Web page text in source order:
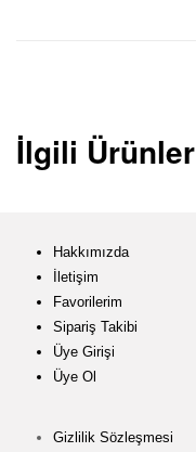
İlgili Ürünler
Hakkımızda
İletişim
Favorilerim
Sipariş Takibi
Üye Girişi
Üye Ol
Gizlilik Sözleşmesi